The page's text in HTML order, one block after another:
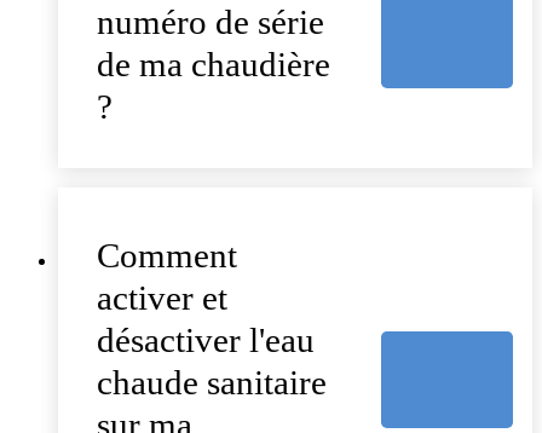
numéro de série
de ma chaudière
?
Comment
activer et
désactiver l'eau
chaude sanitaire
sur ma